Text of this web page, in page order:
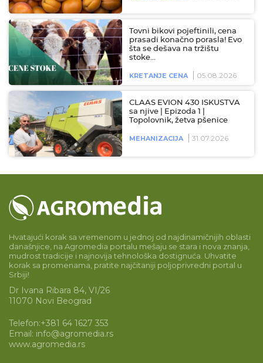
Tovni bikovi pojeftinili, cena
prasadi konačno porasla! Evo
šta se dešava na tržištu
stoke…
KRETANJE CENA 05.08.2026
CLAAS EVION 430 ISKUSTVA
sa njive | Epizoda 1 |
Topolovnik, žetva pšenice
MEHANIZACIJA 31.07.2026
Hvatajući korak sa vremenom u jednoj od najdinamičnijih oblasti
današnjice, na Agromedia portalu mešaju se stara i nova znanja,
mudrost tradicije i najnovija tehnološka dostignuća. Uhvatite
korak sa promenama, pratite najčitaniji poljoprivredni portal u
Srbiji!
Dr Ivana Ribara 84, VI/26
11070 Novi Beograd
Telefon:+381 64 1627 353
Email: info@agromedia.rs
www.agromedia.rs